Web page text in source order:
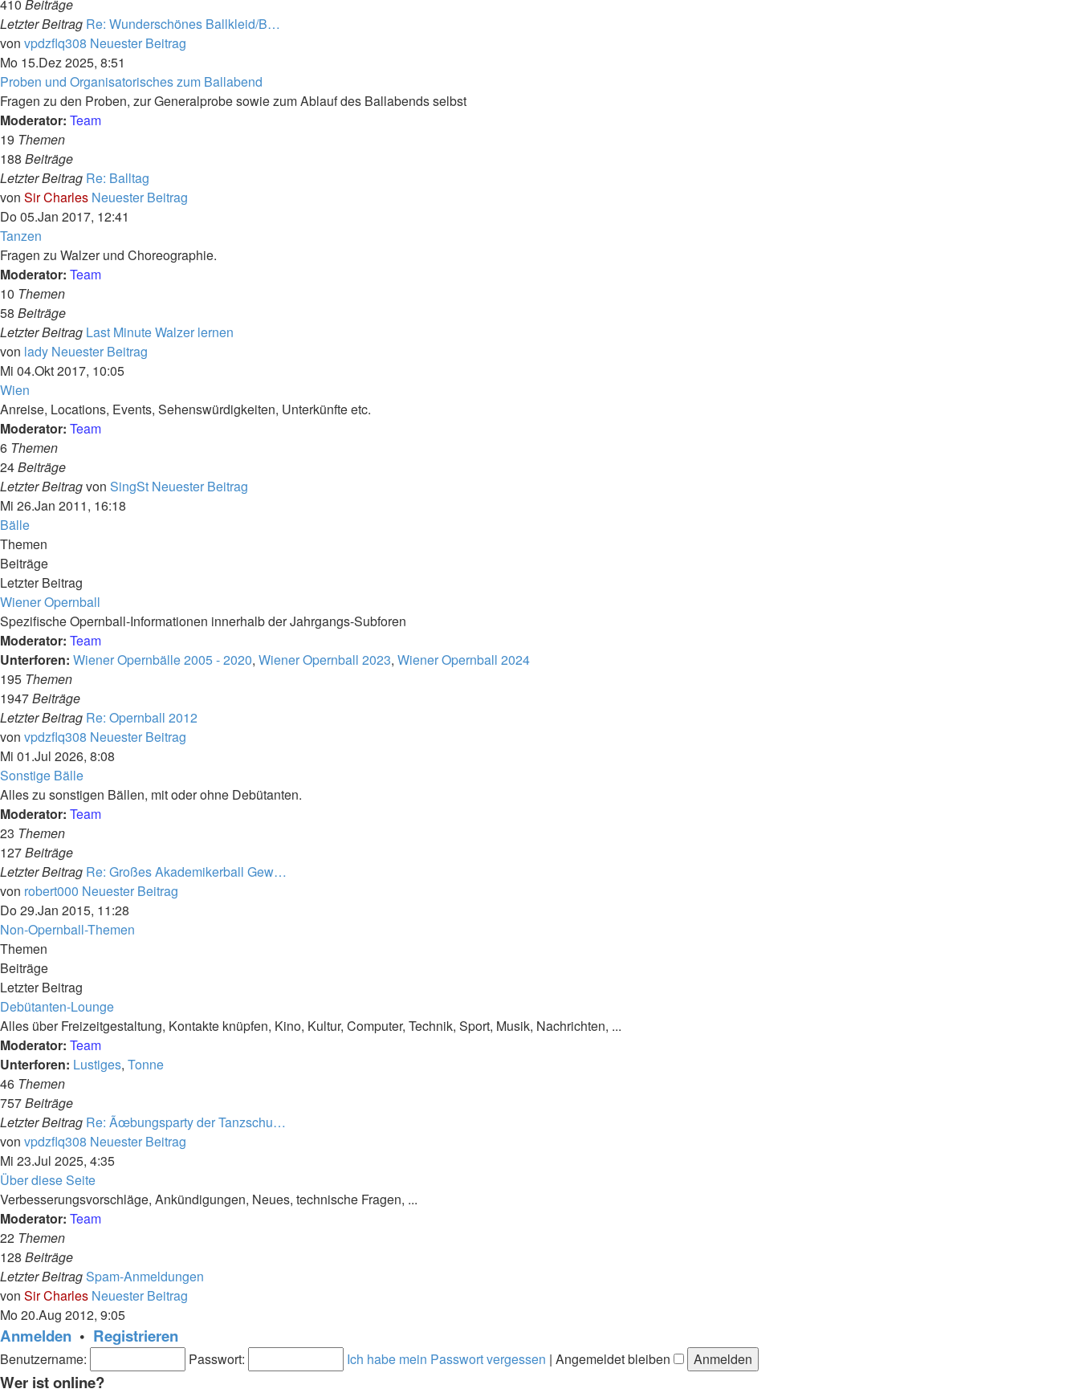
410 Beiträge
Letzter Beitrag Re: Wunderschönes Ballkleid/B…
von vpdzflq308 Neuester Beitrag
Mo 15.Dez 2025, 8:51
Proben und Organisatorisches zum Ballabend
Fragen zu den Proben, zur Generalprobe sowie zum Ablauf des Ballabends selbst
Moderator: Team
19 Themen
188 Beiträge
Letzter Beitrag Re: Balltag
von Sir Charles Neuester Beitrag
Do 05.Jan 2017, 12:41
Tanzen
Fragen zu Walzer und Choreographie.
Moderator: Team
10 Themen
58 Beiträge
Letzter Beitrag Last Minute Walzer lernen
von lady Neuester Beitrag
Mi 04.Okt 2017, 10:05
Wien
Anreise, Locations, Events, Sehenswürdigkeiten, Unterkünfte etc.
Moderator: Team
6 Themen
24Beiträge
Letzter Beitragvon SingSt Neuester Beitrag
Mi 26.Jan 2011, 16:18
Bälle
Themen
Beiträge
Letzter Beitrag
Wiener Opernball
Spezifische Opernball-Informationen innerhalb der Jahrgangs-Subforen
Moderator: Team
Unterforen: Wiener Opernbälle 2005 - 2020, Wiener Opernball 2023, Wiener Opernball 2024
195 Themen
1947Beiträge
Letzter Beitrag Re: Opernball 2012
von vpdzflq308 Neuester Beitrag
Mi 01.Jul 2026, 8:08
Sonstige Bälle
Alles zu sonstigen Bällen, mit oder ohne Debütanten.
Moderator: Team
23 Themen
127Beiträge
Letzter Beitrag Re: Großes Akademikerball Gew…
von robert000 Neuester Beitrag
Do 29.Jan 2015, 11:28
Non-Opernball-Themen
Themen
Beiträge
Letzter Beitrag
Debütanten-Lounge
Alles über Freizeitgestaltung, Kontakte knüpfen, Kino, Kultur, Computer, Technik, Sport, Musik, Nachrichten, ...
Moderator: Team
Unterforen: Lustiges, Tonne
46 Themen
757Beiträge
Letzter Beitrag Re: Ãœbungsparty der Tanzschu…
von vpdzflq308 Neuester Beitrag
Mi 23.Jul 2025, 4:35
Über diese Seite
Verbesserungsvorschläge, Ankündigungen, Neues, technische Fragen, ...
Moderator: Team
22 Themen
128 Beiträge
Letzter BeitragSpam-Anmeldungen
von Sir Charles Neuester Beitrag
Mo 20.Aug 2012, 9:05
Anmelden • Registrieren
Benutzername: Passwort: Ich habe mein Passwort vergessen | Angemeldet bleiben
Wer ist online?